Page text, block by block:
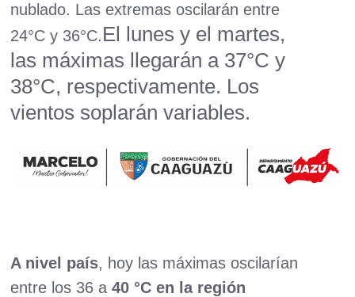
nublado. Las extremas oscilarán entre
24°C y 36°C.El lunes y el martes,
las máximas llegarán a 37°C y
38°C, respectivamente. Los
vientos soplarán variables.
A nivel país, hoy las máximas oscilarían
entre los 36 a 40 °C en la región